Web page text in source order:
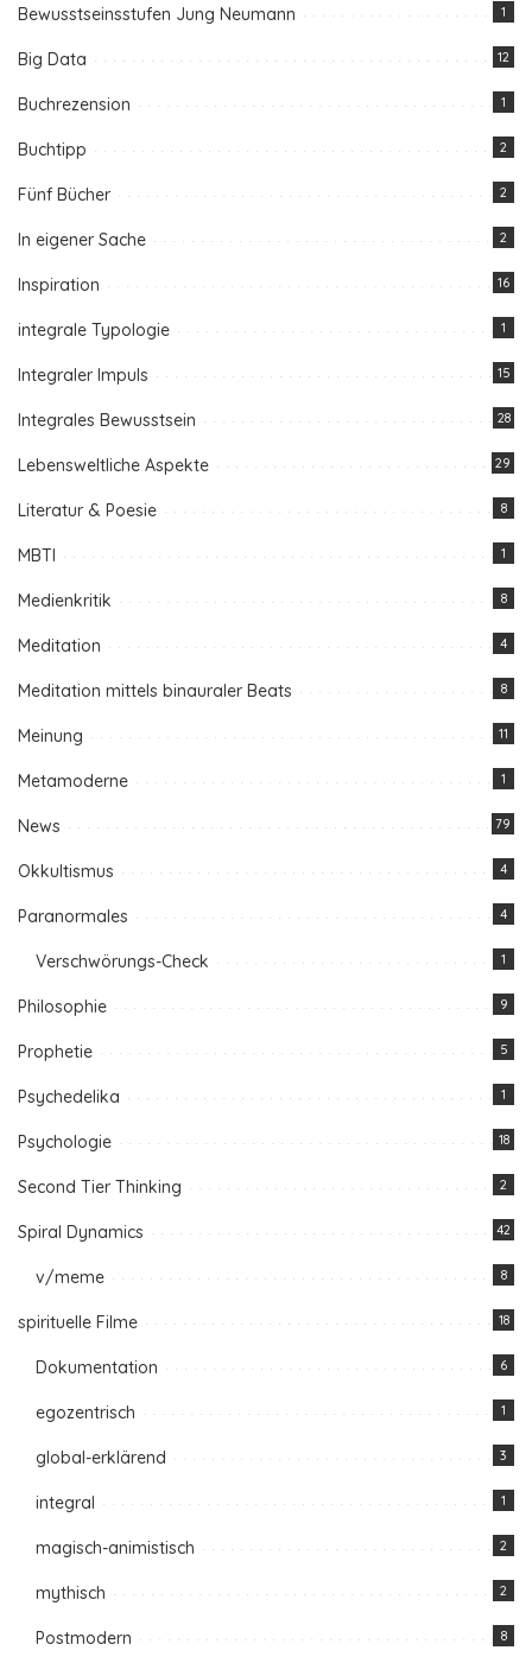
Bewusstseinsstufen Jung Neumann 1
Big Data 12
Buchrezension 1
Buchtipp 2
Fünf Bücher 2
In eigener Sache 2
Inspiration 16
integrale Typologie 1
Integraler Impuls 15
Integrales Bewusstsein 28
Lebensweltliche Aspekte 29
Literatur & Poesie 8
MBTI 1
Medienkritik 8
Meditation 4
Meditation mittels binauraler Beats 8
Meinung 11
Metamoderne 1
News 79
Okkultismus 4
Paranormales 4
Verschwörungs-Check 1
Philosophie 9
Prophetie 5
Psychedelika 1
Psychologie 18
Second Tier Thinking 2
Spiral Dynamics 42
v/meme 8
spirituelle Filme 18
Dokumentation 6
egozentrisch 1
global-erklärend 3
integral 1
magisch-animistisch 2
mythisch 2
Postmodern 8